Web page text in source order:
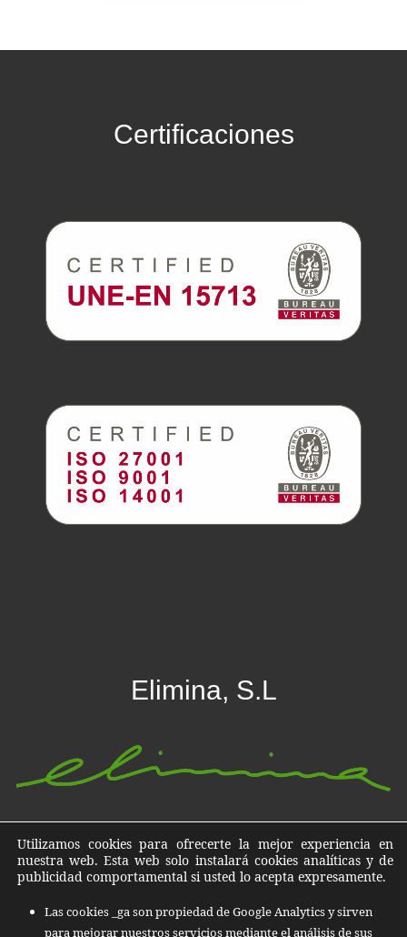
Certificaciones
Elimina, S.L
Destrucción de datos, documentos y archivos en Islas
Baleares, Islas Canarias y todo el territorio Nacional
C/ Quatre de Novembre, nº 13 07011
Polígono Can Valero Palma de Mallorca
Utilizamos cookies para ofrecerte la mejor experiencia en
nuestra web. Esta web solo instalará cookies analíticas y de
publicidad comportamental si usted lo acepta expresamente.
Las cookies _ga son propiedad de Google Analytics y sirven
para mejorar nuestros servicios mediante el análisis de sus